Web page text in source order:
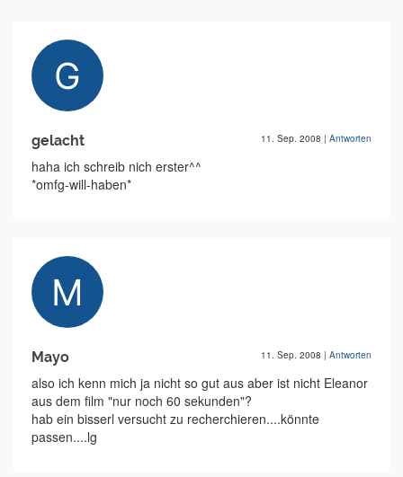
gelacht 11. Sep. 2008 | Antworten
haha ich schreib nich erster^^
*omfg-will-haben*
Mayo 11. Sep. 2008 | Antworten
also ich kenn mich ja nicht so gut aus aber ist nicht Eleanor
aus dem film "nur noch 60 sekunden"?
hab ein bisserl versucht zu recherchieren....könnte
passen....lg